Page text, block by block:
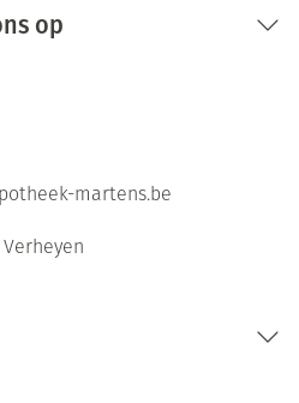
op
martens.be